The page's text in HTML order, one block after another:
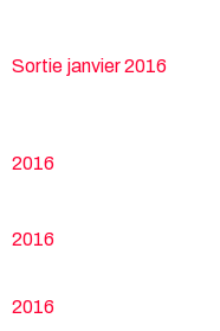
Sortie janvier 2016
2016
2016
2016